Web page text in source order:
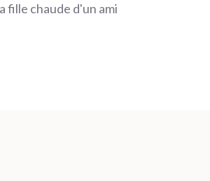
fille chaude d'un ami